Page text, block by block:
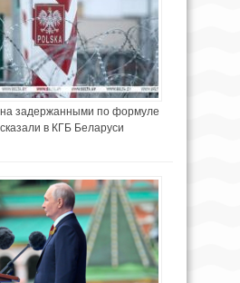
задержанными по формуле
в КГБ Беларуси